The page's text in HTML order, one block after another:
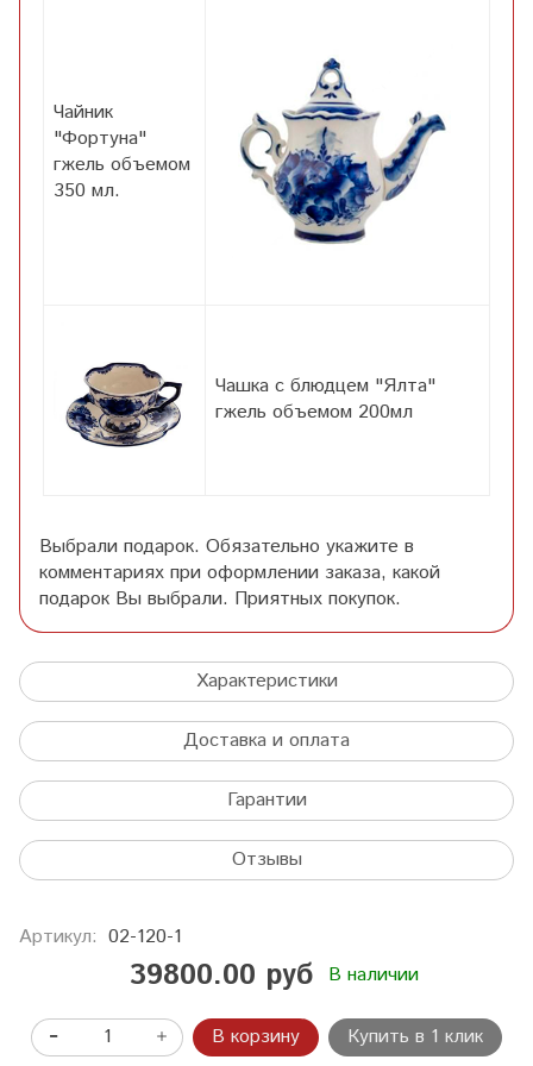
Чайник
"Фортуна"
гжель объемом
350 мл.
Чашка с блюдцем "Ялта"
гжель объемом 200мл
Выбрали подарок. Обязательно укажите в
комментариях при оформлении заказа, какой
подарок Вы выбрали. Приятных покупок.
Характеристики
Доставка и оплата
Гарантии
Отзывы
Артикул: 02-120-1
39800.00 руб В наличии
В корзину Купить в 1 клик